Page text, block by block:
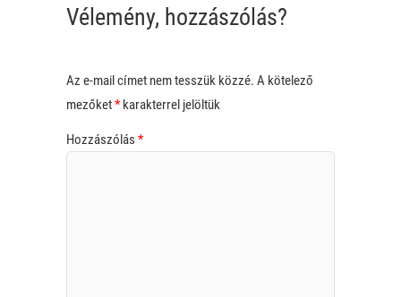
Vélemény, hozzászólás?
Az e-mail címet nem tesszük közzé. A kötelező
mezőket*karakterrel jelöltük
Hozzászólás *